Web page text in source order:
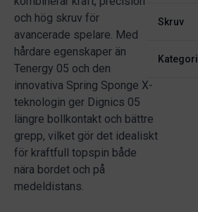
och hög skruv för
avancerade spelare. Med
hårdare egenskaper än
Tenergy 05 och den
innovativa Spring Sponge X-
teknologin ger Dignics 05
längre bollkontakt och bättre
grepp, vilket gör det idealiskt
för kraftfull topspin både
nära bordet och på
medeldistans.
Skruv
Kategori